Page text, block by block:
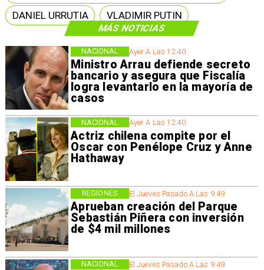
MÁS NOTICIAS
Ayer A Las 12:40
Ministro Arrau defiende secreto
bancario y asegura que Fiscalía
logra levantarlo en la mayoría de
casos
NACIONAL
Ayer A Las 12:40
Actriz chilena compite por el
Oscar con Penélope Cruz y Anne
Hathaway
NACIONAL
El Jueves Pasado A Las 9:49
Aprueban creación del Parque
Sebastián Piñera con inversión
de $4 mil millones
REGIONES
El Jueves Pasado A Las 9:49
NACIONAL
DANIEL URRUTIA
VLADIMIR PUTIN